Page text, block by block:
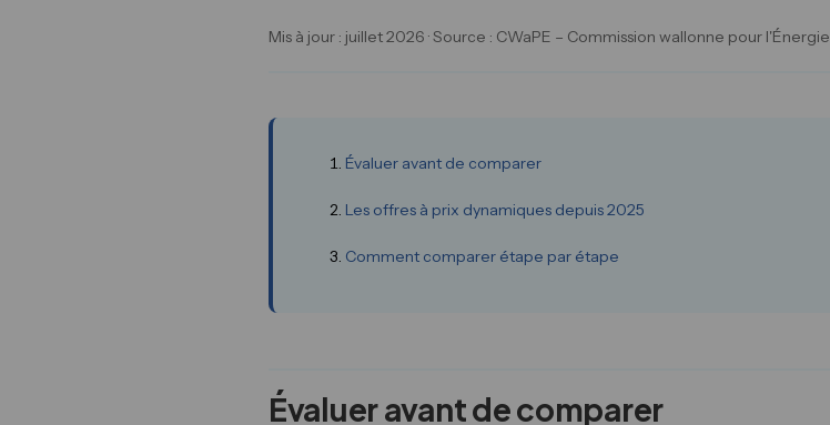
Mis à jour : juillet 2026 · Source : CWaPE – Commission wallonne pour l'Énergie
Évaluer avant de comparer
Les offres à prix dynamiques depuis 2025
Comment comparer étape par étape
Évaluer avant de comparer